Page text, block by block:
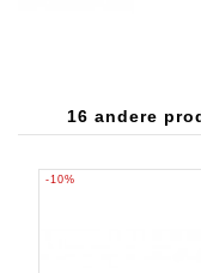
16 andere
-10%